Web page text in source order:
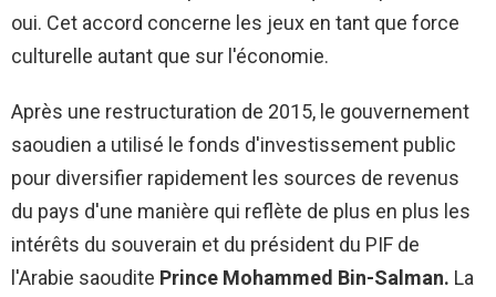
oui. Cet accord concerne les jeux en tant que force
culturelle autant que sur l'économie.
Après une restructuration de 2015, le gouvernement
saoudien a utilisé le fonds d'investissement public
pour diversifier rapidement les sources de revenus
du pays d'une manière qui reflète de plus en plus les
intérêts du souverain et du président du PIF de
l'Arabie saoudite Prince Mohammed Bin-Salman. La